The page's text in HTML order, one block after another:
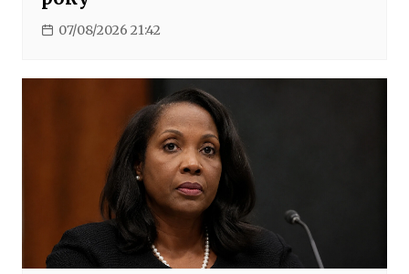
07/08/2026 21:42